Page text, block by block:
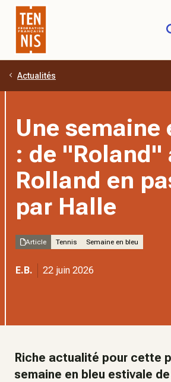
Aller au contenu principal
Actualités
Une semaine
: de "Roland"
Rolland en
par Halle
Article Tennis Semaine en bleu
E.B. 22 juin 2026
Riche actualité pour cette
semaine en bleu estivale